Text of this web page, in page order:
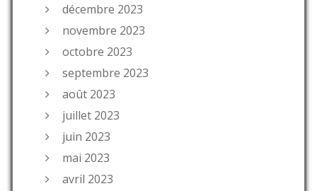
décembre 2023
novembre 2023
octobre 2023
septembre 2023
août 2023
juillet 2023
juin 2023
mai 2023
avril 2023